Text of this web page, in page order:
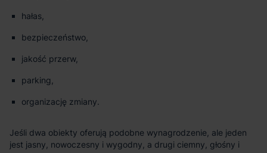
hałas,
bezpieczeństwo,
jakość przerw,
parking,
organizację zmiany.